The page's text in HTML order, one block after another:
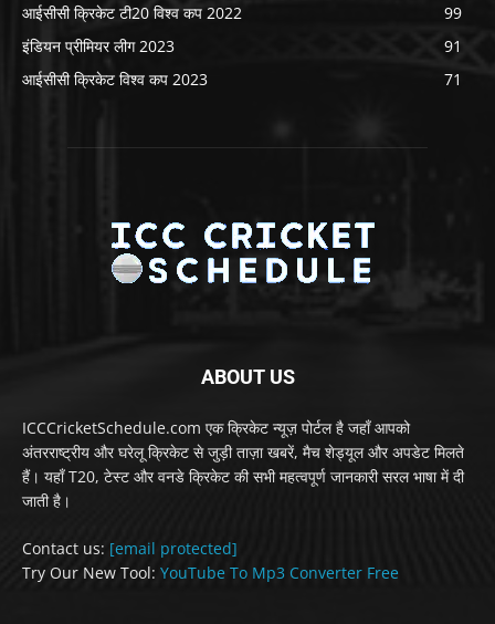
आईसीसी क्रिकेट टी20 विश्व कप 2022
99
इंडियन प्रीमियर लीग 2023
91
आईसीसी क्रिकेट विश्व कप 2023
71
ABOUT US
ICCCricketSchedule.com एक क्रिकेट न्यूज़ पोर्टल है जहाँ आपको
अंतरराष्ट्रीय और घरेलू क्रिकेट से जुड़ी ताज़ा खबरें, मैच शेड्यूल और अपडेट मिलते
हैं। यहाँ T20, टेस्ट और वनडे क्रिकेट की सभी महत्वपूर्ण जानकारी सरल भाषा में दी
जाती है।
Contact us: [email protected]
Try Our New Tool: YouTube To Mp3 Converter Free